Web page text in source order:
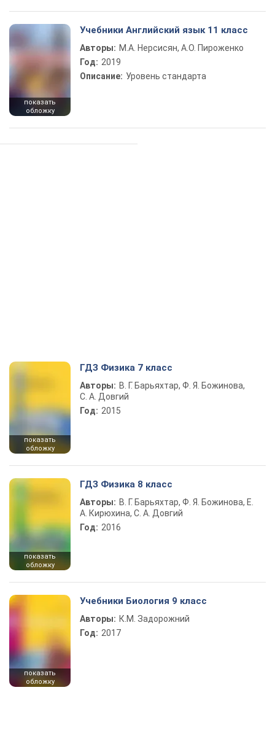
показать
обложку
Учебники Английский язык 11 класс
Авторы: М.А. Нерсисян, А.О. Пироженко
Год: 2019
Описание: Уровень стандарта
показать
обложку
ГДЗ Физика 7 класс
Авторы: В. Г. Барьяхтар, Ф. Я. Божинова,
С. А. Довгий
Год: 2015
показать
обложку
ГДЗ Физика 8 класс
Авторы: В. Г. Барьяхтар, Ф. Я. Божинова, Е.
А. Кирюхина, С. А. Довгий
Год: 2016
показать
обложку
Учебники Биология 9 класс
Авторы: К.М. Задорожний
Год: 2017